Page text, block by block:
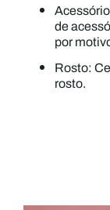
de
por
Rosto:
rosto.